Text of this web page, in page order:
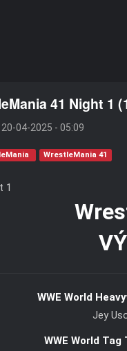
41 Night 1
20-04-2025 - 05:09
WrestleMania 41
WWE World
Jey
WWE World